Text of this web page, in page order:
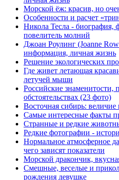
Морской ёж: красив, но
Особенности и расчет
Никола Тесла - биография,
повелитель молний
Джоан Роулинг (Joanne
информация, личная жизнь
Решение экологических
Где живет летающая
летучей мыши
Российские
обстоятельствах (23 фото)
Восточная сибирь:
Самые интересные факты
Странные и редкие
Редкие фотографии -
Нормальное атмосферное
чего зависят показатели
Морской дракончик,
Смешные, веселые и
рождения девушке